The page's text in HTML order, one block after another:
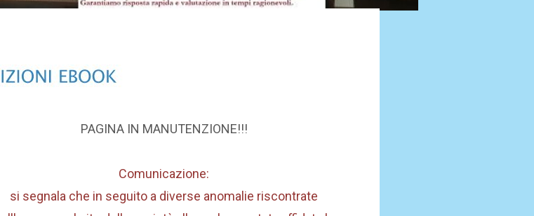
PAGINA IN MANUTENZIONE!!!
Comunicazione:
si segnala che in seguito a diverse anomalie riscontrate